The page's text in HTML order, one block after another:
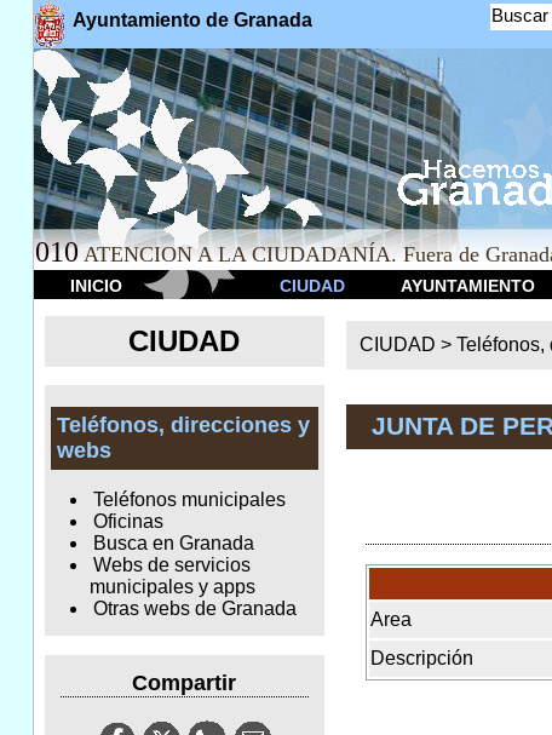
Ayuntamiento de Granada Buscar
010 ATENCION A LA CIUDADANÍA. Fuera de
INICIO CIUDAD AYUNTAMIENTO
CIUDAD
Teléfonos, direcciones y
webs
Teléfonos municipales
Oficinas
Busca en Granada
Webs de servicios
municipales y apps
Otras webs de Granada
Compartir
CIUDAD >Teléfonos,
JUNTA DE
Area
Descripción